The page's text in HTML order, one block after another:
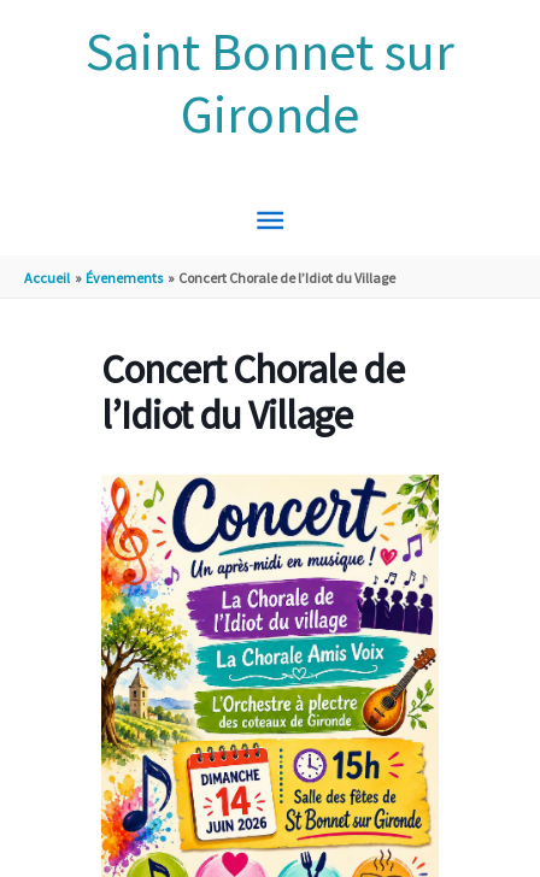
Saint Bonnet sur
Gironde
MENU
PRINCIPAL
Accueil Évenements Concert Chorale de l’Idiot du Village
Concert Chorale de
l’Idiot du Village